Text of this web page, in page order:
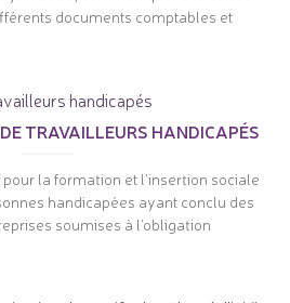
documents comptables et
TRAVAILLEURS HANDICAPÉS
la formation et l'insertion sociale
handicapées ayant conclu des
soumises à l'obligation